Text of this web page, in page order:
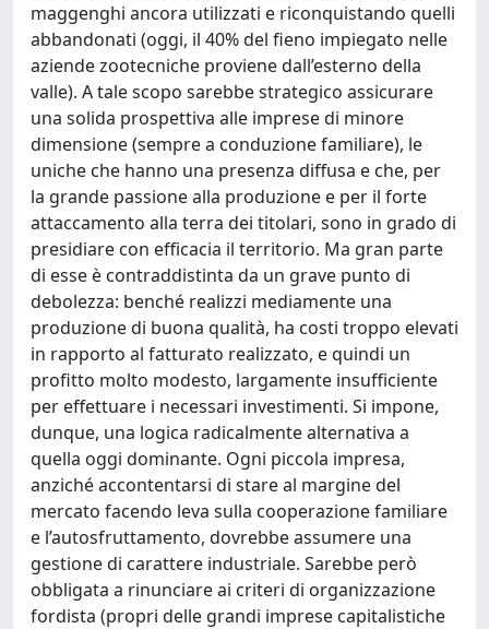
maggenghi ancora utilizzati e riconquistando quelli
abbandonati (oggi, il 40% del fieno impiegato nelle
aziende zootecniche proviene dall’esterno della
valle). A tale scopo sarebbe strategico assicurare
una solida prospettiva alle imprese di minore
dimensione (sempre a conduzione familiare), le
uniche che hanno una presenza diffusa e che, per
la grande passione alla produzione e per il forte
attaccamento alla terra dei titolari, sono in grado di
presidiare con efficacia il territorio. Ma gran parte
di esse è contraddistinta da un grave punto di
debolezza: benché realizzi mediamente una
produzione di buona qualità, ha costi troppo elevati
in rapporto al fatturato realizzato, e quindi un
profitto molto modesto, largamente insufficiente
per effettuare i necessari investimenti. Si impone,
dunque, una logica radicalmente alternativa a
quella oggi dominante. Ogni piccola impresa,
anziché accontentarsi di stare al margine del
mercato facendo leva sulla cooperazione familiare
e l’autosfruttamento, dovrebbe assumere una
gestione di carattere industriale. Sarebbe però
obbligata a rinunciare ai criteri di organizzazione
fordista (propri delle grandi imprese capitalistiche